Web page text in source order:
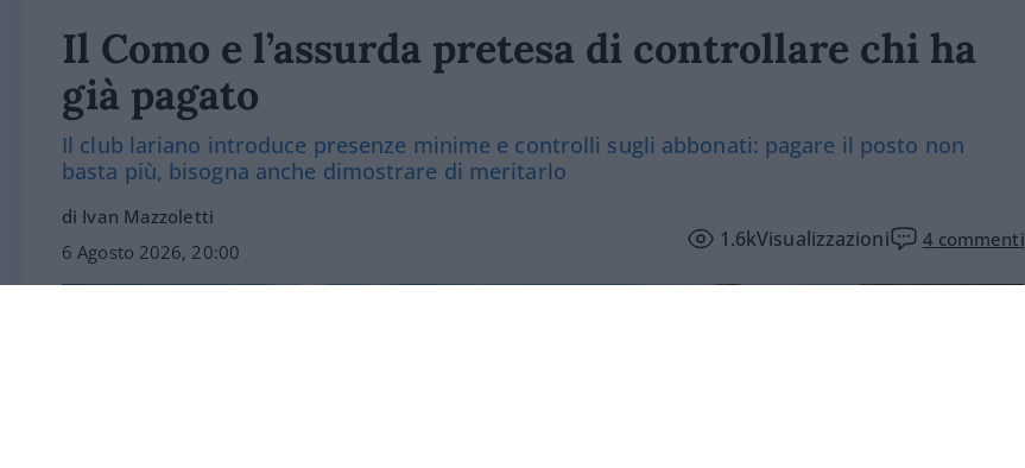
Il Como e l’assurda pretesa di controllare chi ha
già pagato
Il club lariano introduce presenze minime e controlli sugli abbonati: pagare il posto non
basta più, bisogna anche dimostrare di meritarlo
di Ivan Mazzoletti
6 Agosto 2026, 20:00
1.6kVisualizzazioni 4 commenti